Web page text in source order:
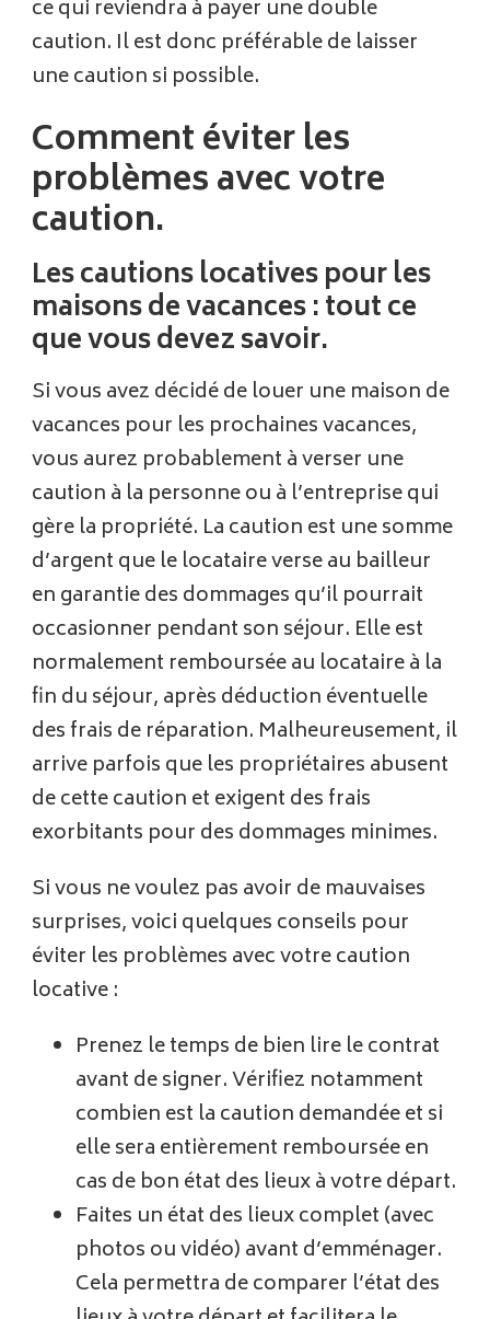
ce qui reviendra à payer une double
caution. Il est donc préférable de laisser
une caution si possible.
Comment éviter les
problèmes avec votre
caution.
Les cautions locatives pour les
maisons de vacances : tout ce
que vous devez savoir.
Si vous avez décidé de louer une maison de
vacances pour les prochaines vacances,
vous aurez probablement à verser une
caution à la personne ou à l’entreprise qui
gère la propriété. La caution est une somme
d’argent que le locataire verse au bailleur
en garantie des dommages qu’il pourrait
occasionner pendant son séjour. Elle est
normalement remboursée au locataire à la
fin du séjour, après déduction éventuelle
des frais de réparation. Malheureusement, il
arrive parfois que les propriétaires abusent
de cette caution et exigent des frais
exorbitants pour des dommages minimes.
Si vous ne voulez pas avoir de mauvaises
surprises, voici quelques conseils pour
éviter les problèmes avec votre caution
locative :
Prenez le temps de bien lire le contrat
avant de signer. Vérifiez notamment
combien est la caution demandée et si
elle sera entièrement remboursée en
cas de bon état des lieux à votre départ.
Faites un état des lieux complet (avec
photos ou vidéo) avant d’emménager.
Cela permettra de comparer l’état des